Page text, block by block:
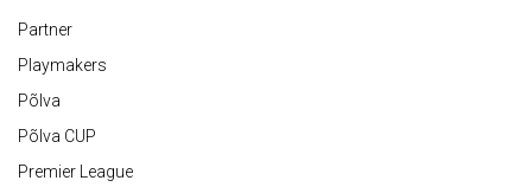
Partner
Playmakers
Põlva
Põlva CUP
Premier League